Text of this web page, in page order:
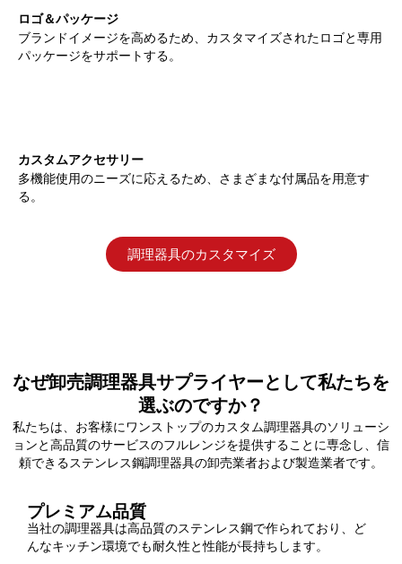
ロゴ＆パッケージ
ブランドイメージを高めるため、カスタマイズされたロゴと専用
パッケージをサポートする。
カスタムアクセサリー
多機能使用のニーズに応えるため、さまざまな付属品を用意す
る。
調理器具のカスタマイズ
なぜ卸売調理器具サプライヤーとして私たちを
選ぶのですか？
私たちは、お客様にワンストップのカスタム調理器具のソリューシ
ョンと高品質のサービスのフルレンジを提供することに専念し、信
頼できるステンレス鋼調理器具の卸売業者および製造業者です。
プレミアム品質
当社の調理器具は高品質のステンレス鋼で作られており、ど
んなキッチン環境でも耐久性と性能が長持ちします。